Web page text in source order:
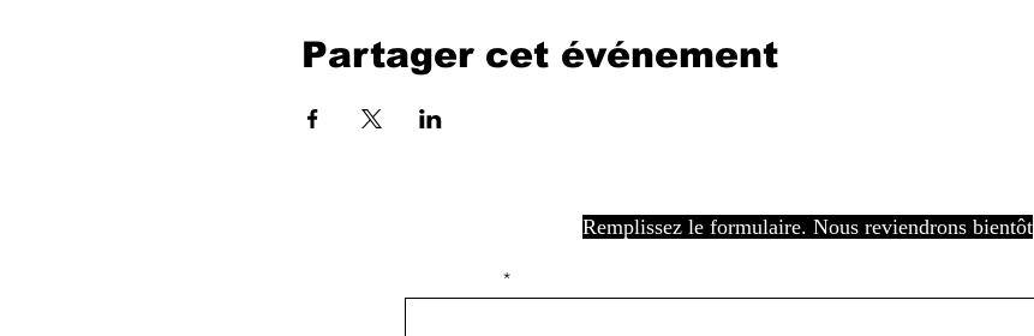
Partager cet événement
Remplissez le formulaire. Nous reviendrons bientôt